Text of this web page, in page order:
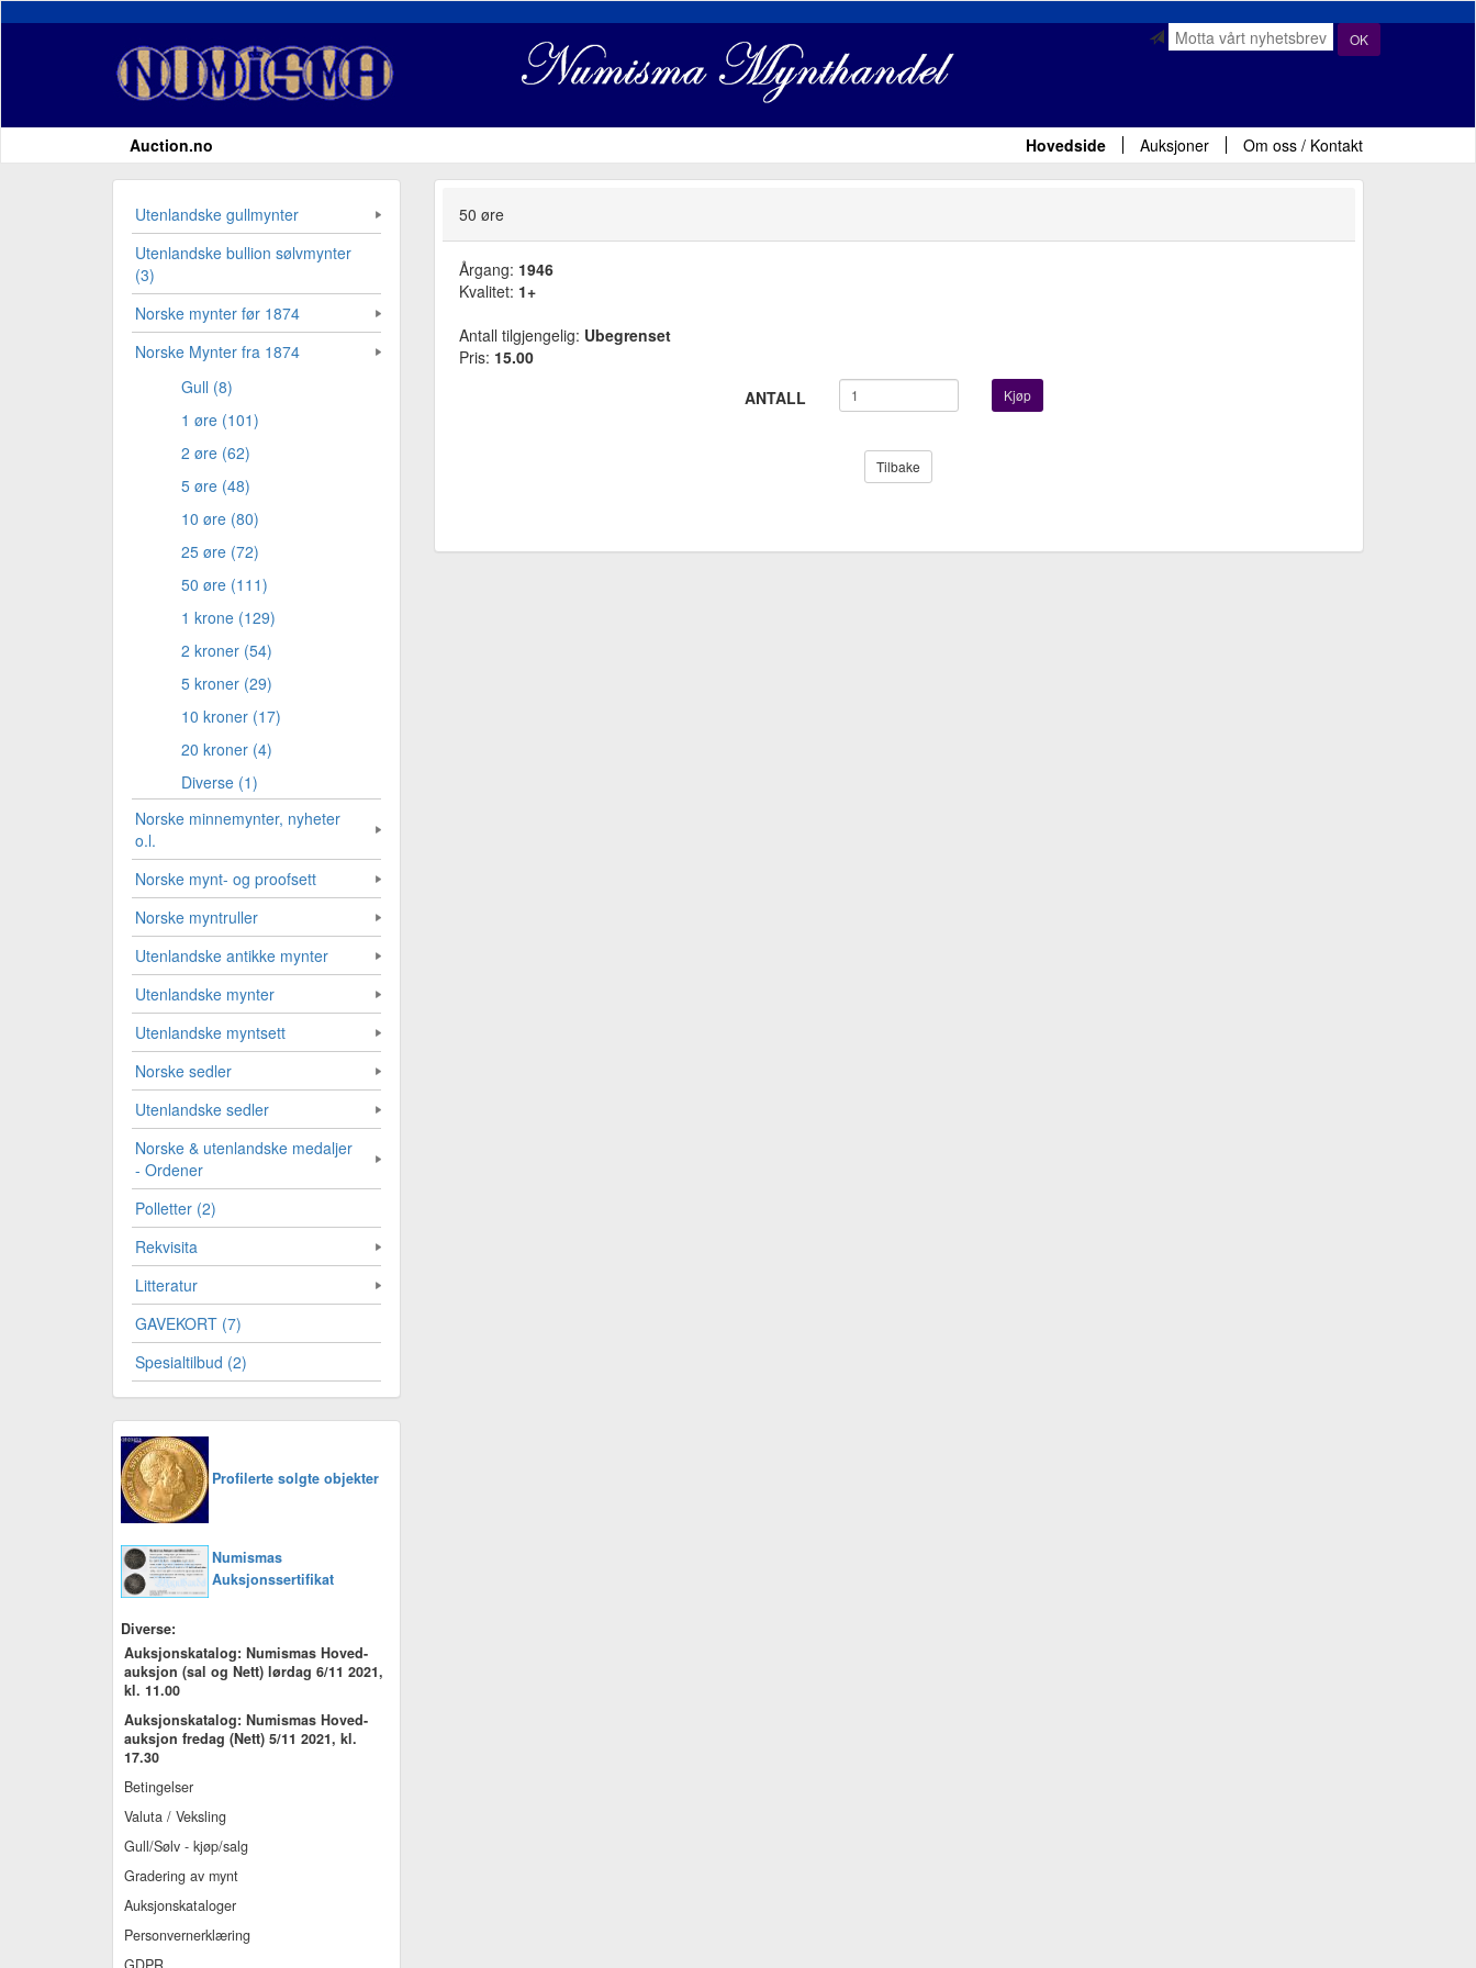
OK
Auction.no Hovedside Auksjoner Om oss / Kontakt
Utenlandske gullmynter
Utenlandske bullion sølvmynter
(3)
Norske mynter før 1874
Norske Mynter fra 1874
Gull (8)
1 øre (101)
2 øre (62)
5 øre (48)
10 øre (80)
25 øre (72)
50 øre (111)
1 krone (129)
2 kroner (54)
5 kroner (29)
10 kroner (17)
20 kroner (4)
Diverse (1)
Norske minnemynter, nyheter
o.l.
Norske mynt- og proofsett
Norske myntruller
Utenlandske antikke mynter
Utenlandske mynter
Utenlandske myntsett
Norske sedler
Utenlandske sedler
Norske & utenlandske medaljer
- Ordener
Polletter (2)
Rekvisita
Litteratur
GAVEKORT (7)
Spesialtilbud (2)
Profilerte solgte objekter
Numismas
Auksjonssertifikat
Diverse:
Auksjonskatalog: Numismas Hoved-
auksjon (sal og Nett) lørdag 6/11 2021,
kl. 11.00
Auksjonskatalog: Numismas Hoved-
auksjon fredag (Nett) 5/11 2021, kl.
17.30
Betingelser
Valuta / Veksling
Gull/Sølv - kjøp/salg
Gradering av mynt
Auksjonskataloger
Personvernerklæring
50 øre
Årgang: 1946
Kvalitet: 1+
Antall tilgjengelig: Ubegrenset
Pris: 15.00
ANTALL
Kjøp
Tilbake